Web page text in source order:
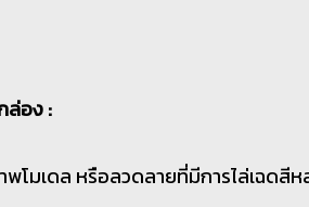
ล่อง :
มเดล หรือลวดลายที่มีการไล่เฉดสีห